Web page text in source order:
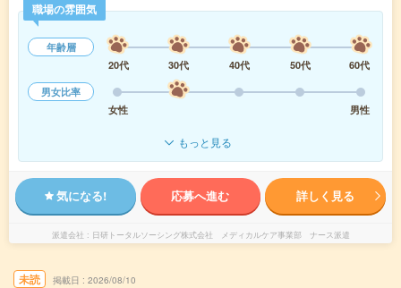
職場の雰囲気
年齢層
20代
30代 40代 50代
60代
男女比率
女性
男性
もっと見る
気になる! 応募へ進む 詳しく見る
派遣会社 日研トータルソーシング株式会社 メディカルケア事業部 ナース派遣
未読 掲載日 2026/08/10